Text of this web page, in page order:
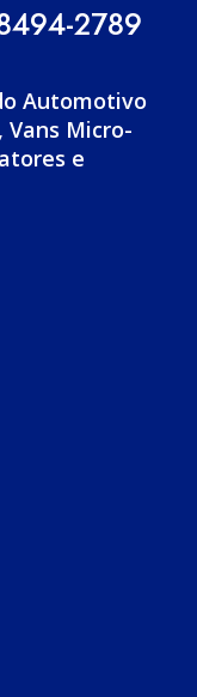
2789
Automotivo
Vans Micro-
e